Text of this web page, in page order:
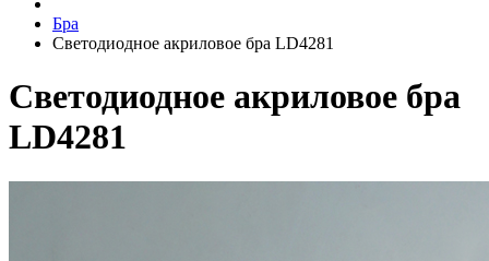
Бра
Светодиодное акриловое бра LD4281
Светодиодное акриловое бра
LD4281